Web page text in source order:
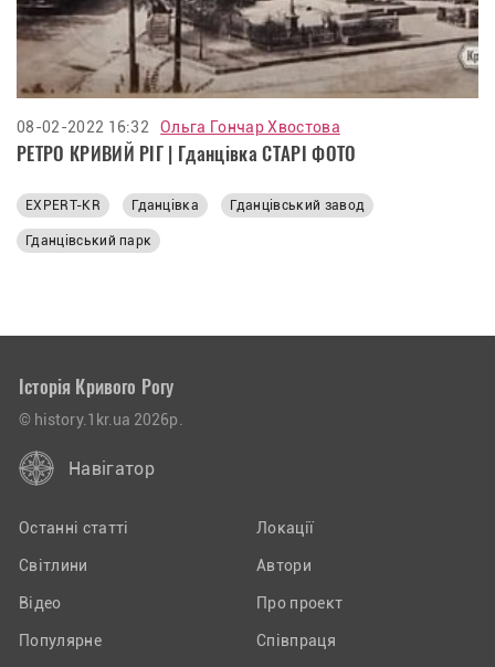
08-02-2022 16:32 Ольга Гончар Хвостова
РЕТРО КРИВИЙ РІГ | Гданцівка СТАРІ ФОТО
EXPERT-KR Гданцівка Гданцівський завод
Гданцівський парк
Історія Кривого Рогу
© history.1kr.ua 2026р.
Навігатор
Останні статті
Світлини
Відео
Популярне
Локації
Автори
Про проект
Співпраця